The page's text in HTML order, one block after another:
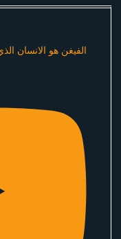
الفيغن هو الانسان